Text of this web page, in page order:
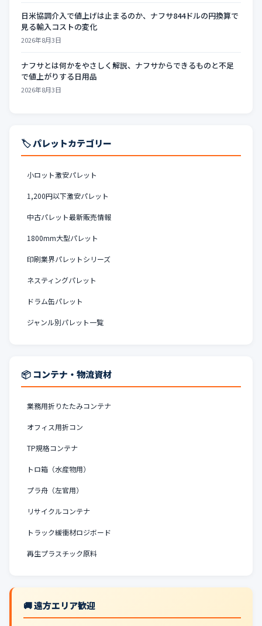
日米協調介入で値上げは止まるのか、ナフサ844ドルの円換算で
見る輸入コストの変化
2026年8月3日
ナフサとは何かをやさしく解説、ナフサからできるものと不足
で値上がりする日用品
2026年8月3日
🏷️ パレットカテゴリー
小ロット激安パレット
1,200円以下激安パレット
中古パレット最新販売情報
1800mm大型パレット
印刷業界パレットシリーズ
ネスティングパレット
ドラム缶パレット
ジャンル別パレット一覧
📦 コンテナ・物流資材
業務用折りたたみコンテナ
オフィス用折コン
TP規格コンテナ
トロ箱（水産物用）
プラ舟（左官用）
リサイクルコンテナ
トラック緩衝材ロジボード
再生プラスチック原料
🚚 遠方エリア歓迎